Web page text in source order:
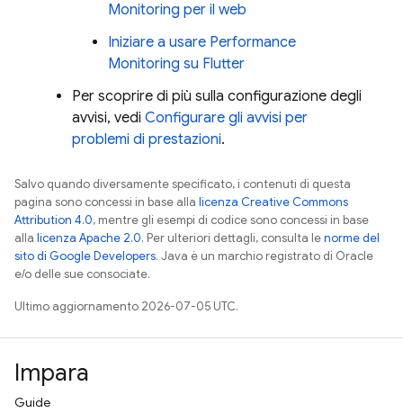
Monitoring per il web
Iniziare a usare Performance
Monitoring su Flutter
Per scoprire di più sulla configurazione degli
avvisi, vedi Configurare gli avvisi per
problemi di prestazioni.
Salvo quando diversamente specificato, i contenuti di questa
pagina sono concessi in base alla licenza Creative Commons
Attribution 4.0, mentre gli esempi di codice sono concessi in base
alla licenza Apache 2.0. Per ulteriori dettagli, consulta lenorme del
sito di Google Developers. Java è un marchio registrato di Oracle
e/o delle sue consociate.
Ultimo aggiornamento 2026-07-05 UTC.
Impara
Guide